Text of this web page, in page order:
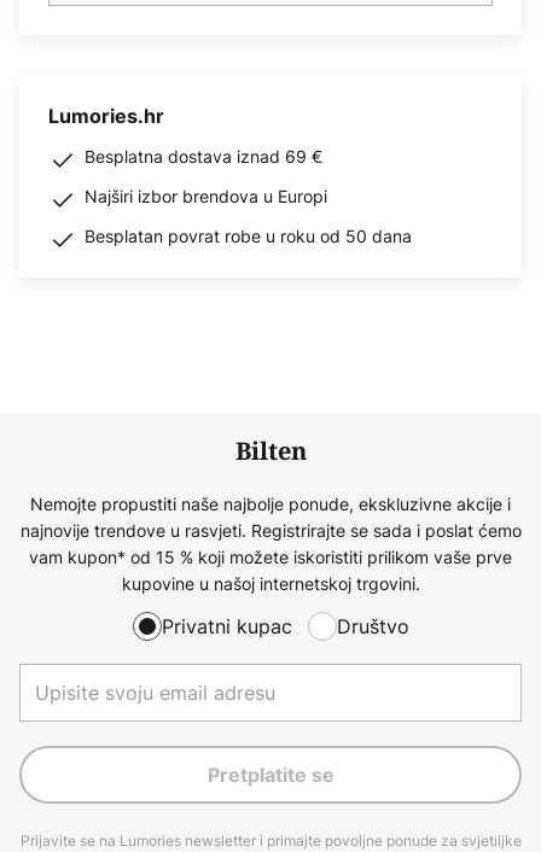
Lumories.hr
Besplatna dostava iznad 69 €
Najširi izbor brendova u Europi
Besplatan povrat robe u roku od 50 dana
Bilten
Nemojte propustiti naše najbolje ponude, ekskluzivne akcije i
najnovije trendove u rasvjeti. Registrirajte se sada i poslat ćemo
vam kupon* od 15 % koji možete iskoristiti prilikom vaše prve
kupovine u našoj internetskoj trgovini.
Privatni kupac Društvo
Pretplatite se
Prijavite se na Lumories newsletter i primajte povoljne ponude za svjetiljke